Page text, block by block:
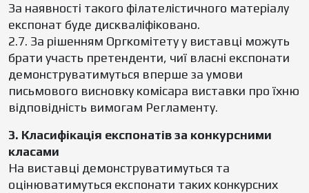
За наявності такого філателістичного матеріалу
експонат буде дискваліфіковано.
2.7. За рішенням Оргкомітету у виставці можуть
брати участь претенденти, чиї власні експонати
демонструватимуться вперше за умови
письмового висновку комісара виставки про їхню
відповідність вимогам Регламенту.
3. Класифікація експонатів за конкурсними
класами
На виставці демонструватимуться та
оцінюватимуться експонати таких конкурсних